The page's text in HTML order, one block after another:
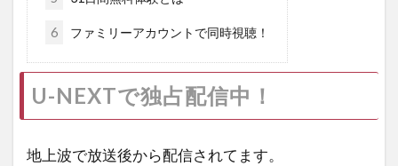
6 ファミリーアカウントで同時視聴！
U-NEXTで独占配信中！
地上波で放送後から配信されてます。